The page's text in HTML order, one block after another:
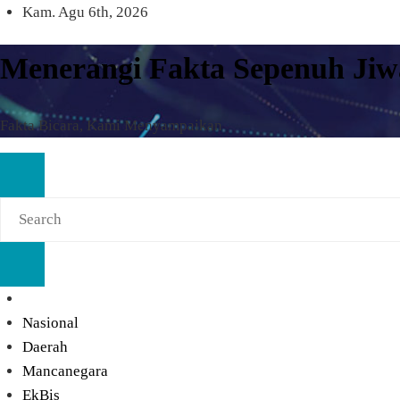
Skip
content
Kam. Agu 6th, 2026
Menerangi Fakta Sepenuh
Fakta Bicara, Kami Menyampaikan
Nasional
Daerah
Mancanegara
EkBis